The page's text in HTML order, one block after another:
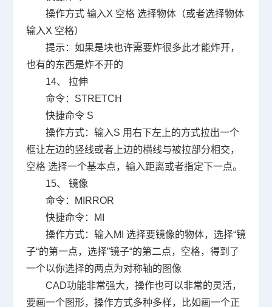
操作方式 输入X 空格 选择物体（或者选择物体
输入X 空格）
提示：如果是块也许需要炸很多此才能炸开，
也有的东西是炸不开的
14、 拉伸
命令： STRETCH
快捷命令S
操作方式：输入S 用右下左上的方式拉出一个
框让左边的竖线或者上边的横线与被拉部分相交，
空格 选择一个基本点，输入距离或者指定下一点。
15、 镜像
命令：
MIRROR
快捷命令：
MI
操作方式：输入 MI 选择要镜像的物体，选择“镜
子“的第一点，选择”镜子“的第二点，空格，得到了
一个以你选择的两点为对称轴的图像
CAD功能非常强大，操作也可以非常的灵活，
要画一个图形，操作方式多种多样，比如画一个正